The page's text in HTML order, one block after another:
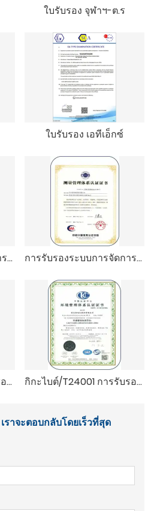
ใบรับรอง จุฬาฯ-ต.ร
ใบรับรอง เอทีเอ็กซ์
การรับรองระบบการจัดการคุณภาพ ISO9001 การรับรองระบบการจัดการการวัด ISO10012
กิกะไบต์/T28001 การรับรองระบบการจัดการอาชีวอนามัยและความปลอดภัย กิกะไบต์/T24001 การรับรองระบบการจัดการสิ่งแวดล้อม
ราจะตอบกลับโดยเร็วที่สุด